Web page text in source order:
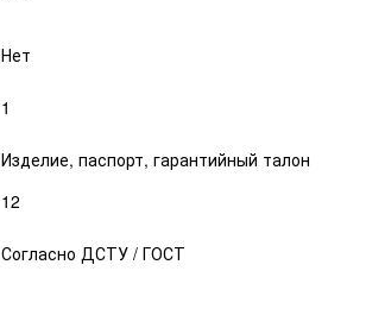
Нет
1
Изделие, паспорт, гарантийный талон
12
Согласно ДСТУ / ГОСТ